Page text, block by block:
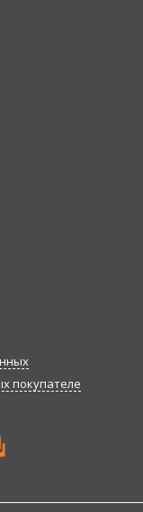
покупателе